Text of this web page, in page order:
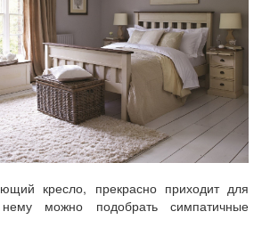
кресло, прекрасно приходит для
можно подобрать симпатичные